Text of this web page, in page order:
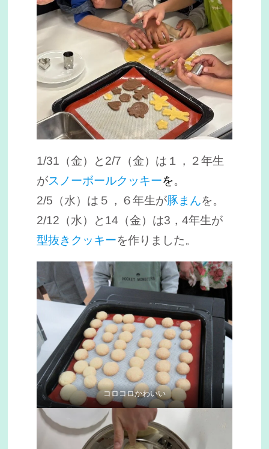
1/31（金）と2/7（金）は１，２年生
がスノーボールクッキーを。
2/5（水）は５，６年生が豚まんを。
2/12（水）と14（金）は3，4年生が
型抜きクッキーを作りました。
コロコロかわいい